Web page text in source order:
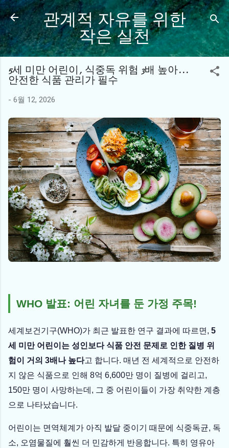
기본 콘텐츠로 건너뛰기
관계적 자유를 위한
작은 실천
5세 미만 어린이, 식중독 위험 3배 높아...
안전한 식품 관리가 필수
- 6월 12, 2026
WHO 발표: 어린 자녀를 둔 가정 주목!
세계보건기구(WHO)가 최근 발표한 연구 결과에 따르면, 5
세 미만 어린이는 성인보다 식품 안전 문제로 인한 질병 위
험이 거의 3배나 높다고 합니다. 매년 전 세계적으로 안전하
지 않은 식품으로 인해 8억 6,600만 명이 질병에 걸리고,
150만 명이 사망하는데, 그 중 어린이들이 가장 취약한 계층
으로 나타났습니다.
어린이는 면역체계가 아직 발달 중이기 때문에 식중독균, 독
소, 오염물질에 훨씬 더 민감하게 반응합니다. 특히 영유아